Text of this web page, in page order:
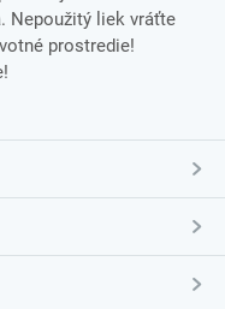
Nepoužitý liek vráťte
prostredie!